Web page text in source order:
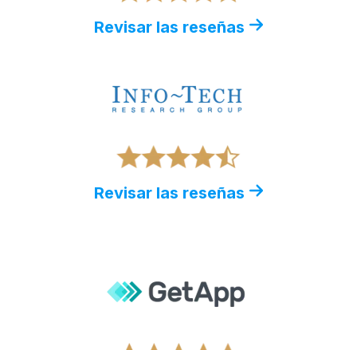
Revisar las reseñas
Revisar las reseñas